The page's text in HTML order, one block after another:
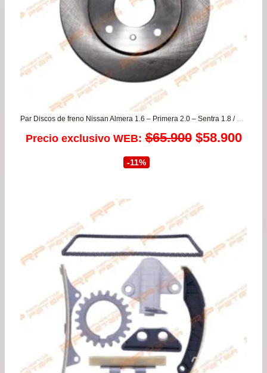
Precio exclusivo WEB: $65.900 El
era:
$65.900.
$58.900El
-11%